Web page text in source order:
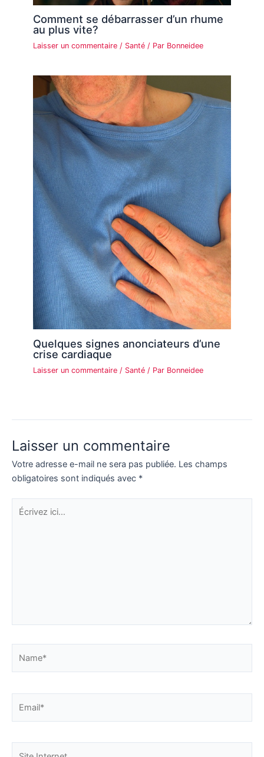
Comment se débarrasser d’un rhume
au plus vite?
Laisser un commentaire / Santé / Par Bonneidee
Quelques signes anonciateurs d’une
crise cardiaque
Laisser un commentaire / Santé / Par Bonneidee
Laisser un commentaire
Votre adresse e-mail ne sera pas publiée. Les champs
obligatoires sont indiqués avec *
Écrivez